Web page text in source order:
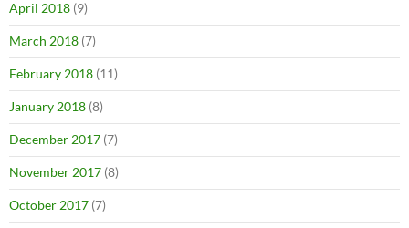
April 2018 (9)
March 2018 (7)
February 2018 (11)
January 2018 (8)
December 2017 (7)
November 2017 (8)
October 2017 (7)